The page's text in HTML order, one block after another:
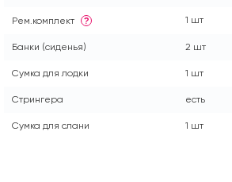
Рем.комплект ? 1 шт
Банки (сиденья) 2 шт
Сумка для лодки 1 шт
Стрингера есть
Сумка для слани 1 шт